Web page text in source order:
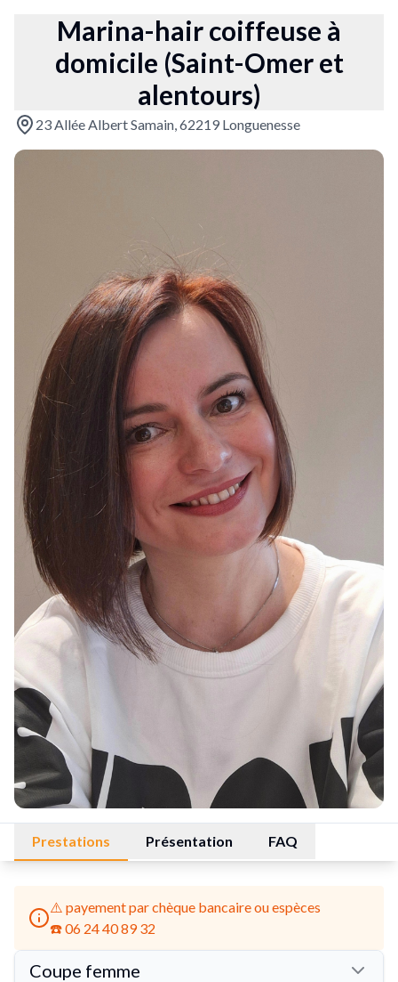
Marina-hair coiffeuse à
domicile (Saint-Omer et
alentours)
23 Allée Albert Samain, 62219 Longuenesse
Prestations Présentation FAQ
⚠️ payement par chèque bancaire ou espèces
Coupe femme